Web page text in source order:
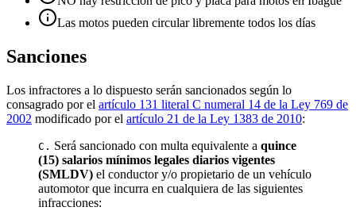
Las motos pueden circular libremente todos los días
Sanciones
Los infractores a lo dispuesto serán sancionados según lo
consagrado por el artículo 131 literal C numeral 14 de la Ley 769 de
2002 modificado por el artículo 21 de la Ley 1383 de 2010:
C. Será sancionado con multa equivalente a quince
(15) salarios mínimos legales diarios vigentes
(SMLDV) el conductor y/o propietario de un vehículo
automotor que incurra en cualquiera de las siguientes
infracciones: